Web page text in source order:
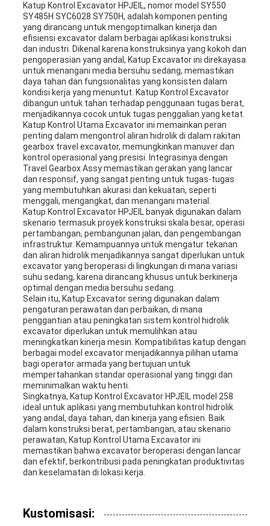
Katup Kontrol Excavator HPJEIL, nomor model SY550
SY485H SYC6028 SY750H, adalah komponen penting
yang dirancang untuk mengoptimalkan kinerja dan
efisiensi excavator dalam berbagai aplikasi konstruksi
dan industri. Dikenal karena konstruksinya yang kokoh dan
pengoperasian yang andal, Katup Excavator ini direkayasa
untuk menangani media bersuhu sedang, memastikan
daya tahan dan fungsionalitas yang konsisten dalam
kondisi kerja yang menuntut. Katup Kontrol Excavator
dibangun untuk tahan terhadap penggunaan tugas berat,
menjadikannya cocok untuk tugas penggalian yang ketat.
Katup Kontrol Utama Excavator ini memainkan peran
penting dalam mengontrol aliran hidrolik di dalam rakitan
gearbox travel excavator, memungkinkan manuver dan
kontrol operasional yang presisi. Integrasinya dengan
Travel Gearbox Assy memastikan gerakan yang lancar
dan responsif, yang sangat penting untuk tugas-tugas
yang membutuhkan akurasi dan kekuatan, seperti
menggali, mengangkat, dan menangani material.
Katup Kontrol Excavator HPJEIL banyak digunakan dalam
skenario termasuk proyek konstruksi skala besar, operasi
pertambangan, pembangunan jalan, dan pengembangan
infrastruktur. Kemampuannya untuk mengatur tekanan
dan aliran hidrolik menjadikannya sangat diperlukan untuk
excavator yang beroperasi di lingkungan di mana variasi
suhu sedang, karena dirancang khusus untuk berkinerja
optimal dengan media bersuhu sedang.
Selain itu, Katup Excavator sering digunakan dalam
pengaturan perawatan dan perbaikan, di mana
penggantian atau peningkatan sistem kontrol hidrolik
excavator diperlukan untuk memulihkan atau
meningkatkan kinerja mesin. Kompatibilitas katup dengan
berbagai model excavator menjadikannya pilihan utama
bagi operator armada yang bertujuan untuk
mempertahankan standar operasional yang tinggi dan
meminimalkan waktu henti.
Singkatnya, Katup Kontrol Excavator HPJEIL model 258
ideal untuk aplikasi yang membutuhkan kontrol hidrolik
yang andal, daya tahan, dan kinerja yang efisien. Baik
dalam konstruksi berat, pertambangan, atau skenario
perawatan, Katup Kontrol Utama Excavator ini
memastikan bahwa excavator beroperasi dengan lancar
dan efektif, berkontribusi pada peningkatan produktivitas
dan keselamatan di lokasi kerja.
Kustomisasi: